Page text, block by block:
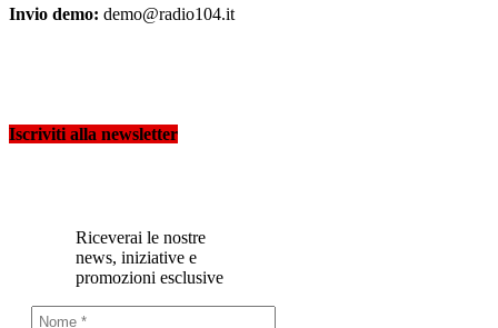
Invio demo: demo@radio104.it
Iscriviti alla newsletter
Riceverai le nostre
news, iniziative e
promozioni esclusive